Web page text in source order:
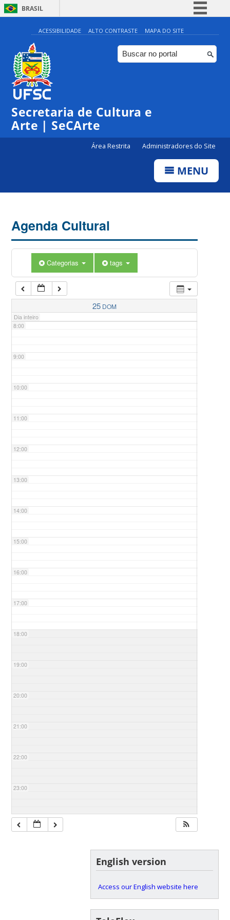
BRASIL
Simplifique!
Comunica BR
Participe
ACESSIBILIDADE ALTO CONTRASTE MAPA DO SITE
Secretaria de Cultura e
Arte | SeCArte
Área Restrita Administradores do Site
MENU
Agenda Cultural
Categorias tags
25 DOM
Dia inteiro
0:00
1:00
5:00
7:00
8:00
9:00
10:00
11:00
12:00
13:00
14:00
15:00
16:00
17:00
18:00
19:00
20:00
21:00
22:00
23:00
English version
Access our English website here